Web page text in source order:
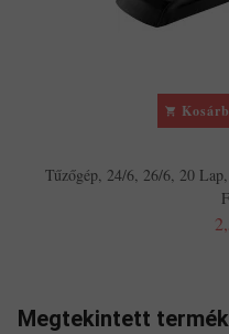
Tűzőgép, 24/6, 26/6, 20
Megtekintett